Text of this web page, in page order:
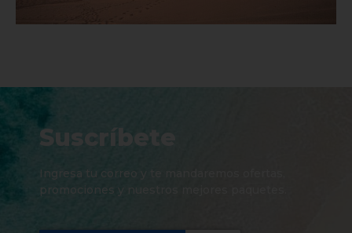
Suscríbete
Ingresa tu correo y te mandaremos ofertas,
promociones y nuestros mejores paquetes.